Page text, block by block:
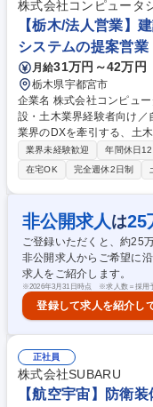
売予算の作成及び売上予
フターサービス対応 募集職種 【栃木/宇都宮】■ステアリング製品営業/大
手自動車メーカーが顧客/
株式会社コンピュータ
【栃木/法人営業】
システムの提案営
月給31万円～42万円
栃木県宇都宮市
企業名 株式会社コンピュータシステム研究
設・土木業界経験者向け／自社開
業界のDXを牽引する、土
設・土木業界での経験を
高い提案営業に挑戦できる環境です。 まずは、専門
ーズに対し、自社製品を
ート。製品知識や業界を
は「既存顧客営業」へと
着実に成長できる環境。
業界でのご経験を活かしてご
【栃木/法人営業】建設・
業
業界未経験歓迎 年間休日
在宅OK
完全週休2日制
非公開求人 は25
ご登録いただくと、約25
非公開求人からご希望に
求人をご紹介します。
※2026年3月31日時点 ※求人数＝採用
登録して求人を紹介し
正社員
株式会社SUBARU
【航空宇宙】防衛